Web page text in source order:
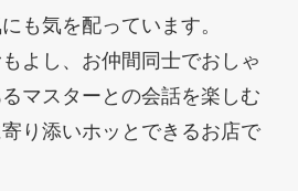
も気を配っています。
よし、お仲間同士でおしゃ
マスターとの会話を楽しむ
り添いホッとできるお店で